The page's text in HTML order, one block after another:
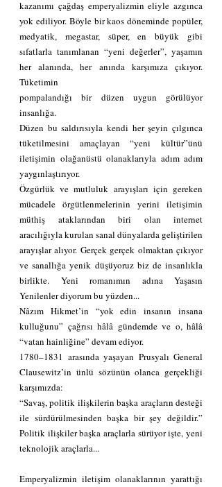
kazanımı çağdaş emperyalizmin eliyle azgınca
yok ediliyor. Böyle bir kaos döneminde popüler,
medyatik, megastar, süper, en büyük gibi
sıfatlarla tanımlanan “yeni değerler”, yaşamın
her alanında, her anında karşımıza çıkıyor.
Tüketimin
pompalandığı bir düzen uygun görülüyor
insanlığa.
Düzen bu saldırısıyla kendi her şeyin çılgınca
tüketilmesini amaçlayan “yeni kültür”ünü
iletişimin olağanüstü olanaklarıyla adım adım
yaygınlaştırıyor.
Özgürlük ve mutluluk arayışları için gereken
mücadele örgütlenmelerinin yerini iletişimin
müthiş ataklarından biri olan internet
aracılığıyla kurulan sanal dünyalarda geliştirilen
arayışlar alıyor. Gerçek gerçek olmaktan çıkıyor
ve sanallığa yenik düşüyoruz biz de insanlıkla
birlikte. Yeni romanımın adına Yaşasın
Yenilenler diyorum bu yüzden...
Nâzım Hikmet’in “yok edin insanın insana
kulluğunu” çağrısı hâlâ gündemde ve o, hâlâ
“vatan hainliğine” devam ediyor.
1780–1831 arasında yaşayan Prusyalı General
Clausewitz’in ünlü sözünün olanca gerçekliği
karşımızda:
“Savaş, politik ilişkilerin başka araçların desteği
ile sürdürülmesinden başka bir şey değildir.”
Politik ilişkiler başka araçlarla sürüyor işte, yeni
teknolojik araçlarla...
Emperyalizmin iletişim olanaklarının yarattığı